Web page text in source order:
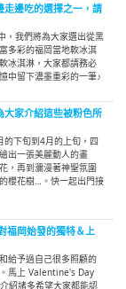
走邊吃的選擇之一，請
，我們將為大家選出從黑
多彩的福岡當地軟冰淇
冰淇淋，大家都請務必
中留下濃墨重彩的一筆♪
大家介紹這些被粉色所
的下旬到4月的上旬，四
出一張美麗動人的畫
，再到瀰漫著神聖氛圍
櫻花樹…。快一起出門接
岡始發的獨特＆上
給予過自己很多照顧的
馬上 Valentine's Day
紹諸多希望大家都能認